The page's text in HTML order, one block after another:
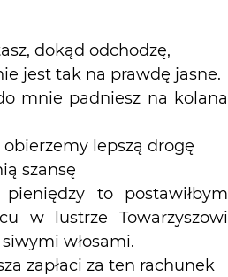
dokąd odchodzę,
jest tak na prawdę jasne.
mnie padniesz na kolana
lepszą drogę
szansę
to postawiłbym
w lustrze Towarzyszowi
włosami.
zapłaci za ten rachunek